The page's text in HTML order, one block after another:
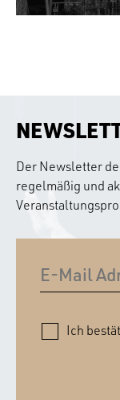
Der Newsletter
regelmäßig und
Ich